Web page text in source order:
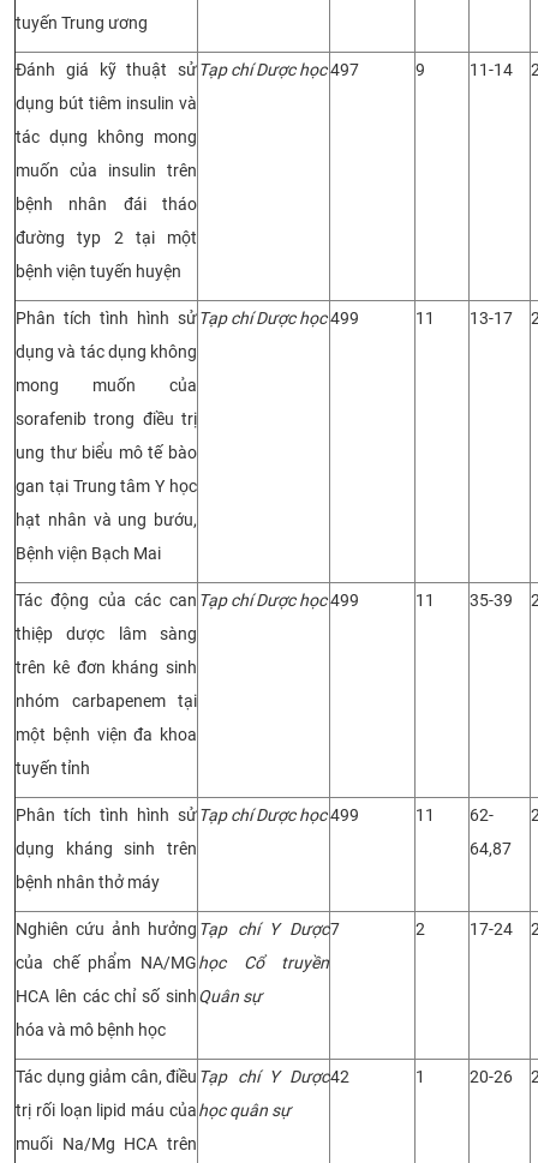
tuyến Trung ương
Đánh giá kỹ thuật sử
dụng bút tiêm insulin và
tác dụng không mong
muốn của insulin trên
bệnh nhân đái tháo
đường typ 2 tại một
bệnh viện tuyến huyện
Tạp chí Dược học497 9 11-14
Phân tích tình hình sử
dụng và tác dụng không
mong muốn của
sorafenib trong điều trị
ung thư biểu mô tế bào
gan tại Trung tâm Y học
hạt nhân và ung bướu,
Bệnh viện Bạch Mai
Tạp chí Dược học499 11 13-17
Tác động của các can
thiệp dược lâm sàng
trên kê đơn kháng sinh
nhóm carbapenem tại
một bệnh viện đa khoa
tuyến tỉnh
Tạp chí Dược học499 11 35-39
Phân tích tình hình sử
dụng kháng sinh trên
bệnh nhân thở máy
Tạp chí Dược học499 11
62-
64,87
Nghiên cứu ảnh hưởng
của chế phẩm NA/MG
HCA lên các chỉ số sinh
hóa và mô bệnh học
Tạp chí Y Dược
học Cổ truyền
Quân sự
7 2 17-24
Tác dụng giảm cân, điều
trị rối loạn lipid máu của
muối Na/Mg HCA trên
Tạp chí Y Dược
học quân sự
42 1 20-26